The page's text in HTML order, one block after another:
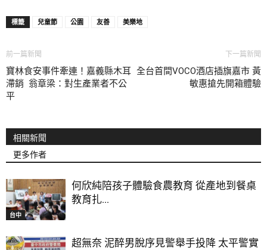
標籤 兒童節 公園 友善 美樂地
前一篇新聞
寶林食安事件牽連！嘉義縣木耳
滯銷 翁章梁：對生產業者不公
平
下一篇新聞
全台首間VOCO酒店插旗嘉市 黃
敏惠搶先開箱體驗
相關新聞
更多作者
台中
何欣純陪孩子體驗食農教育 從產地到餐桌
教育扎...
超無奈 泥醉男脫序見警舉手投降 太平警實